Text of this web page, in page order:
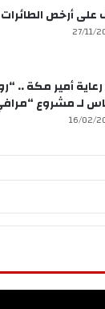
على أرخص
27/11/
أمير مكة ..
لـ مشروع
16/02/